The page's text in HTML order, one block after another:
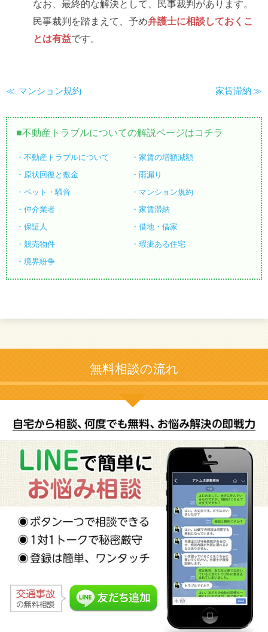
なお、最終的な解決として、民事裁判があります。
民事裁判を踏まえて、予め弁護士に相談しておくこ
とは有益です。
マンション規約 家賃滞納
不動産トラブルについての解説ページはコチラ
不動産トラブルについて
家賃の増額減額
原状回復と敷金
雨漏り
ペット・騒音
マンション規約
仲介業者
家賃滞納
保証人
借地・借家
競売物件
瑕疵ある住宅
境界紛争
無料相談の流れ